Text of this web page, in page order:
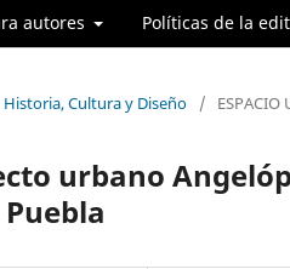
autores Políticas de la
Cultura y Diseño / ESPACIO
urbano